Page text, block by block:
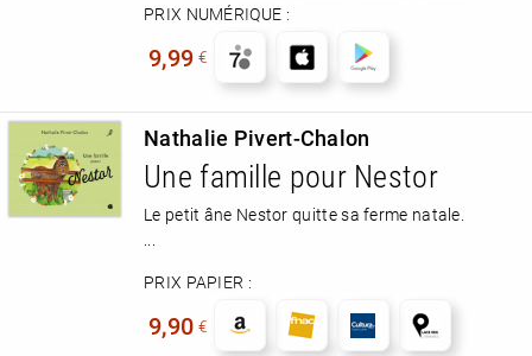
PRIX NUMÉRIQUE :
9,99 €
Nathalie Pivert-Chalon
Une famille pour Nestor
Le petit âne Nestor quitte sa ferme natale.
...
PRIX PAPIER :
9,90 €